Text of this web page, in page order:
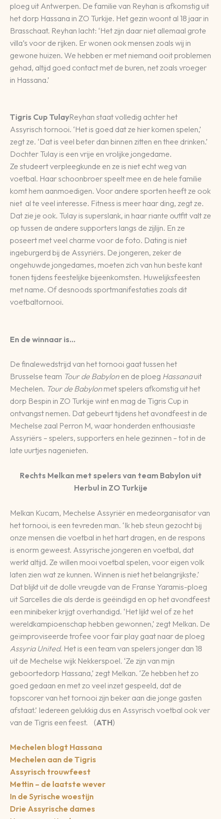
ploeg uit Antwerpen. De familie van Reyhan is afkomstig uit
het dorp Hassana in ZO Turkije. Het gezin woont al 18 jaar in
Brasschaat. Reyhan lacht: ‘Het zijn daar niet allemaal grote
villa’s voor de rijken. Er wonen ook mensen zoals wij in
gewone huizen. We hebben er met niemand ooit problemen
gehad, altijd goed contact met de buren, net zoals vroeger
in Hassana.’
Tigris Cup TulayReyhan staat volledig achter het
Assyrisch tornooi. ‘Het is goed dat ze hier komen spelen,’
zegt ze. ‘Dat is veel beter dan binnen zitten en thee drinken.’
Dochter Tulay is een vrije en vrolijke jongedame.
Ze studeert verpleegkunde en ze is niet echt weg van
voetbal. Haar schoonbroer speelt mee en de hele familie
komt hem aanmoedigen. Voor andere sporten heeft ze ook
niet al te veel interesse. Fitness is meer haar ding, zegt ze.
Dat zie je ook. Tulay is superslank, in haar riante outfit valt ze
op tussen de andere supporters langs de zijlijn. En ze
poseert met veel charme voor de foto. Dating is niet
ingeburgerd bij de Assyriërs. De jongeren, zeker de
ongehuwde jongedames, moeten zich van hun beste kant
tonen tijdens feestelijke bijeenkomsten. Huwelijksfeesten
met name. Of desnoods sportmanifestaties zoals dit
voetbaltornooi.
En de winnaar is…
De finalewedstrijd van het tornooi gaat tussen het
Brusselse team Tour de Babylon en de ploeg Hassanauit
Mechelen. Tour de Babylon met spelers afkomstig uit het
dorp Bespin in ZO Turkije wint en mag de Tigris Cup in
ontvangst nemen. Dat gebeurt tijdens het avondfeest in de
Mechelse zaal Perron M, waar honderden enthousiaste
Assyriërs – spelers, supporters en hele gezinnen – tot in de
late uurtjes nagenieten.
Rechts Melkan met spelers van team Babylon uit
Herbul in ZO Turkije
Melkan Kucam, Mechelse Assyriër en medeorganisator van
het tornooi, is een tevreden man. ‘Ik heb steun gezocht bij
onze mensen die voetbal in het hart dragen, en de respons
is enorm geweest. Assyrische jongeren en voetbal, dat
werkt altijd. Ze willen mooi voetbal spelen, voor eigen volk
laten zien wat ze kunnen. Winnen is niet het belangrijkste.’
Dat blijkt uit de dolle vreugde van de Franse Yaramis-ploeg
uit Sarcelles die als derde is geëindigd en op het avondfeest
een minibeker krijgt overhandigd. ‘Het lijkt wel of ze het
wereldkampioenschap hebben gewonnen,’ zegt Melkan. De
geïmproviseerde trofee voor fair play gaat naar de ploeg
Assyria United. Het is een team van spelers jonger dan 18
uit de Mechelse wijk Nekkerspoel. ‘Ze zijn van mijn
geboortedorp Hassana,’ zegt Melkan. ‘Ze hebben het zo
goed gedaan en met zo veel inzet gespeeld, dat de
topscorer van het tornooi zijn beker aan die jonge gasten
afstaat.’ Iedereen gelukkig dus en Assyrisch voetbal ook ver
van de Tigris een feest. (ATH)
Mechelen blogt Hassana
Mechelen aan de Tigris
Assyrisch trouwfeest
Mettin – de laatste wever
In de Syrische woestijn
Drie Assyrische dames